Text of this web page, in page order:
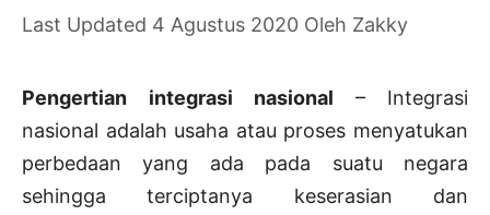
4 Agustus 2020 Oleh Zakky
Pengertian integrasi nasional – Integrasi
nasional adalah usaha atau proses menyatukan
perbedaan yang ada pada suatu negara
sehingga terciptanya keserasian dan